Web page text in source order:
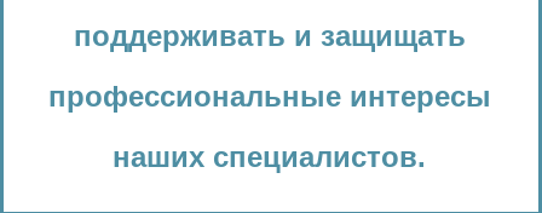
поддерживать и защищать
профессиональные интересы
наших специалистов.